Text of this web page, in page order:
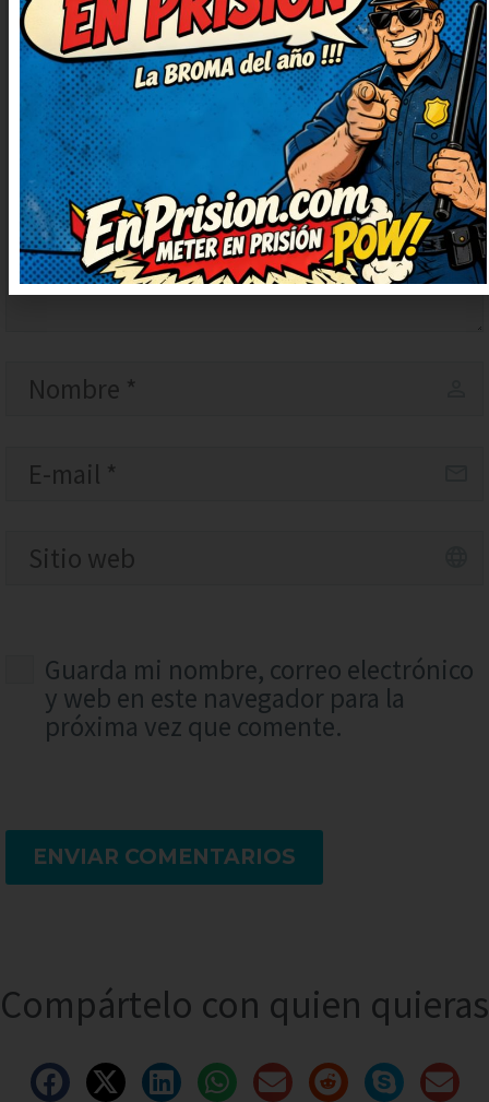
Guarda mi nombre, correo electrónico
y web en este navegador para la
próxima vez que comente.
ENVIAR COMENTARIOS
Compártelo con quien quieras